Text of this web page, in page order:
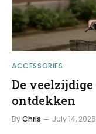
ACCESSORIES
De
ontdekken
ByChris July 14, 2026